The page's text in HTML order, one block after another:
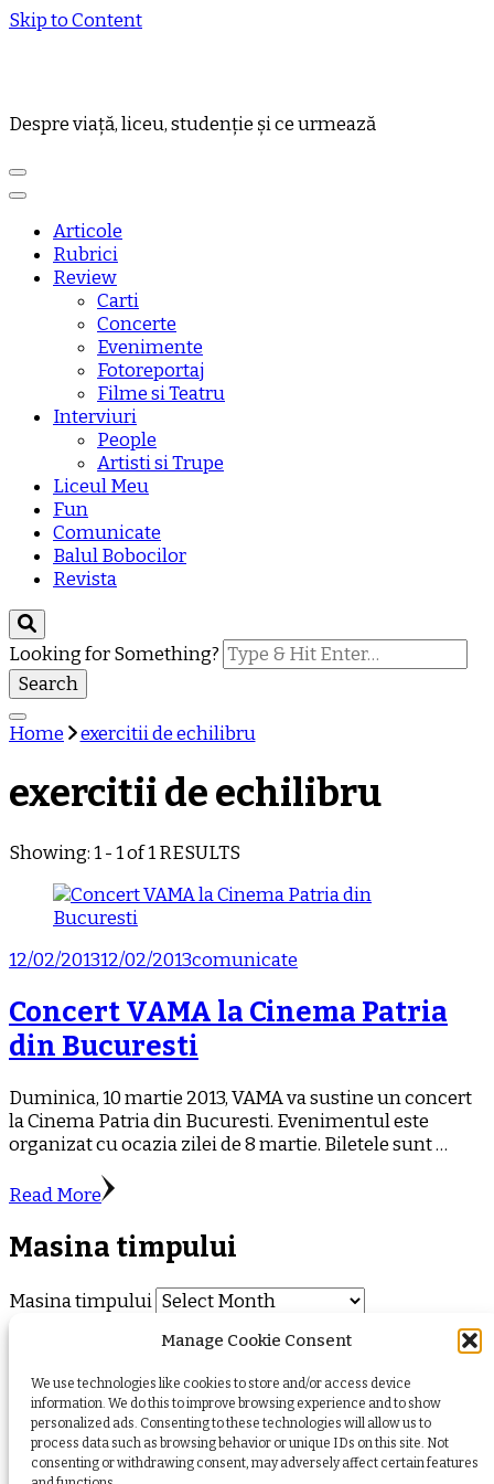
Manage Cookie Consent
We use technologies like cookies to store and/or access device
information. We do this to improve browsing experience and to show
personalized ads. Consenting to these technologies will allow us to
process data such as browsing behavior or unique IDs on this site. Not
consenting or withdrawing consent, may adversely affect certain features
Skip to Content
Despre viață, liceu, studenție și ce urmează
Articole
Rubrici
Review
Carti
Concerte
Evenimente
Fotoreportaj
Filme si Teatru
Interviuri
People
Artisti si Trupe
Liceul Meu
Fun
Comunicate
Balul Bobocilor
Revista
Looking for Something?
Home exercitii de echilibru
exercitii de echilibru
Showing: 1 - 1 of 1 RESULTS
12/02/201312/02/2013comunicate
Concert VAMA la Cinema Patria
din Bucuresti
Duminica, 10 martie 2013, VAMA va sustine un concert
la Cinema Patria din Bucuresti. Evenimentul este
organizat cu ocazia zilei de 8 martie. Biletele sunt …
Read More
Masina timpului
Masina timpului
Istoria Revistei
Vreau in echipa!
Blogu’
Arhiva Revistei